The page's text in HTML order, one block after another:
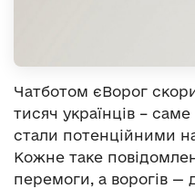
Чатботом єВорог
тисяч українців – саме
стали потенційними
Кожне таке
перемоги, а ворогів —